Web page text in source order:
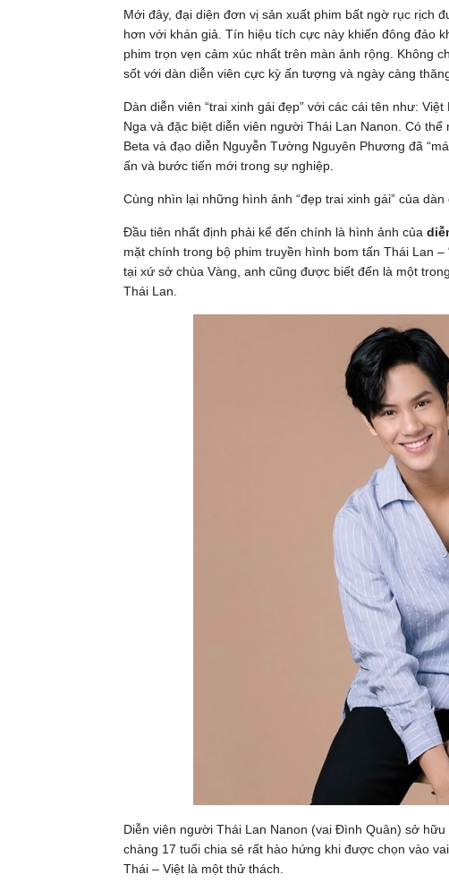
Mới đây, đại diện đơn vị sản xuất phim bất ngờ rục rịch
hơn với khán giả. Tín hiệu tích cực này khiến đông đảo
phim trọn vẹn cảm xúc nhất trên màn ảnh rộng. Không
sốt với dàn diễn viên cực kỳ ấn tượng và ngày càng
Dàn diễn viên “trai xinh gái đẹp” với các cái tên như:
Nga và đặc biệt diễn viên người Thái Lan Nanon. Có
Beta và đạo diễn Nguyễn Tường Nguyên Phương đã
ấn và bước tiến mới trong sự nghiệp.
Cùng nhìn lại những hình ảnh “đẹp trai xinh gái” của
Đầu tiên nhất định phải kể đến chính là hình ảnh của
mặt chính trong bộ phim truyền hình bom tấn Thái Lan
tại xứ sở chùa Vàng, anh cũng được biết đến là một
Thái Lan.
Diễn viên người Thái Lan Nanon (vai Đình Quân) sở
chàng 17 tuổi chia sẻ rất hào hứng khi được chọn vào
Thái – Việt là một thử thách.